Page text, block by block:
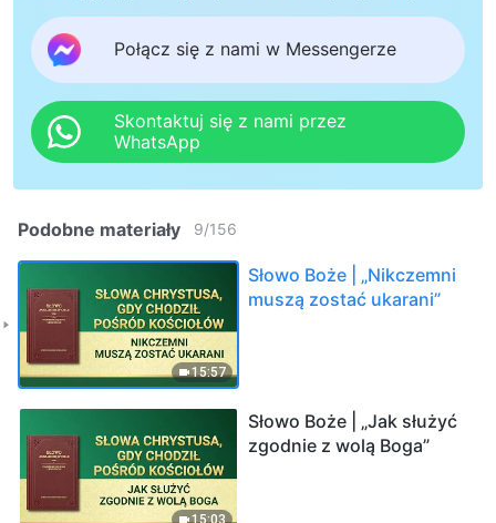
Połącz się z nami w Messengerze
Skontaktuj się z nami przez
WhatsApp
Podobne materiały 9/156
15:57
Słowo Boże | „Nikczemni
muszą zostać ukarani”
15:03
Słowo Boże | „Jak służyć
zgodnie z wolą Boga”